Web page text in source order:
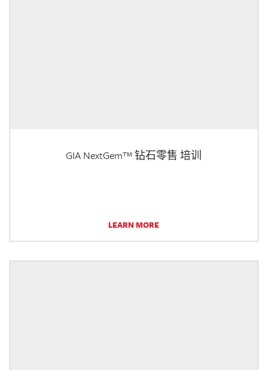
GIA NextGem™ 钻石零售 培训
LEARN MORE